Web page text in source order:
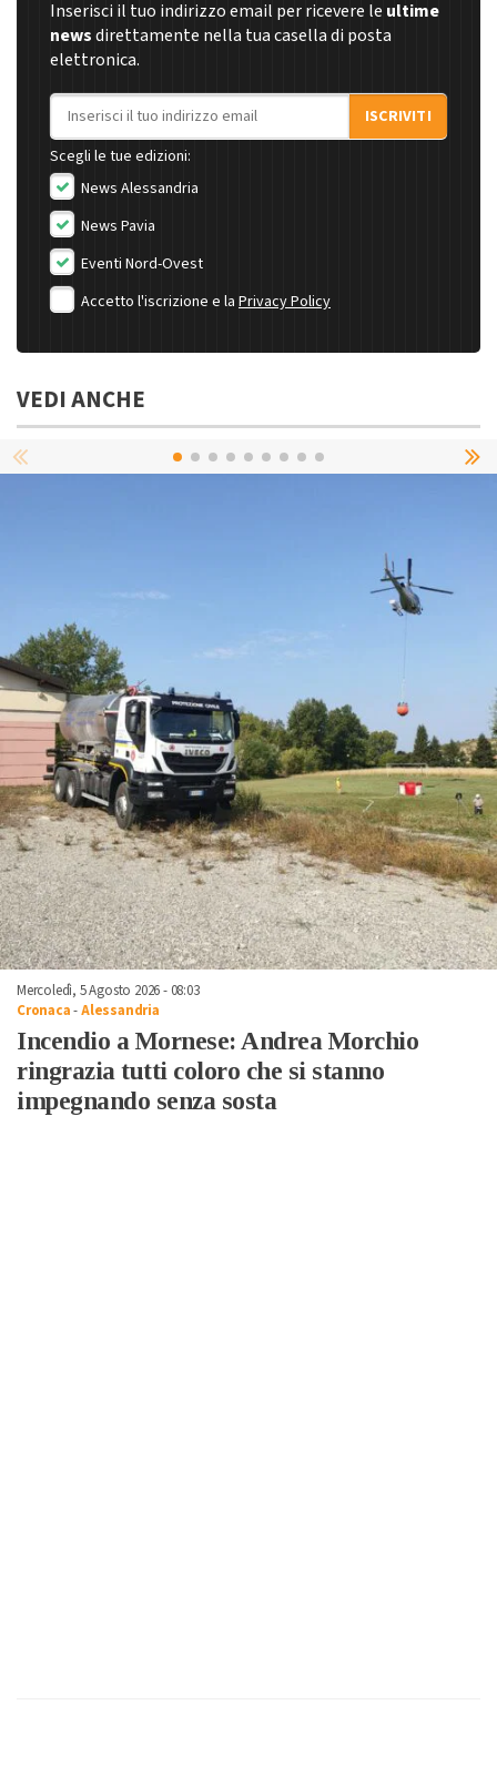
Inserisci il tuo indirizzo email per ricevere le ultime
newsdirettamente nella tua casella di posta
elettronica.
Indirizzo email
ISCRIVITI
Scegli le tue edizioni:
News Alessandria
News Pavia
Eventi Nord-Ovest
Accetto l'iscrizione e la Privacy Policy
VEDI ANCHE
Mercoledì, 5 Agosto 2026 - 08:03
Cronaca-Alessandria
Incendio a Mornese: Andrea Morchio
ringrazia tutti coloro che si stanno
impegnando senza sosta